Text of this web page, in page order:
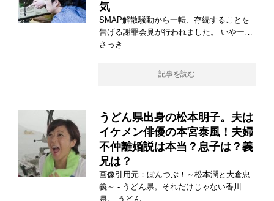
気
SMAP解散騒動から一転、存続することを
告げる謝罪会見が行われました。 いやー…
さっき
記事を読む
うどん県出身の松本明子。夫は
イケメン俳優の本宮泰風！夫婦
不仲離婚説は本当？息子は？義
兄は？
画像引用元：ぼんつぶ！～松本潤と大倉忠
義～ - うどん県。それだけじゃない香川
県。 うどん